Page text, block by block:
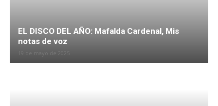
EL DISCO DEL AÑO: Mafalda Cardenal, Mis
notas de voz
19 de mayo de 2025